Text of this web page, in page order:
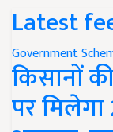
Latest
Government
किसानों
पर